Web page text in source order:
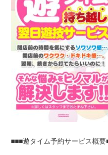
■■■遊タイム予約サービス概要